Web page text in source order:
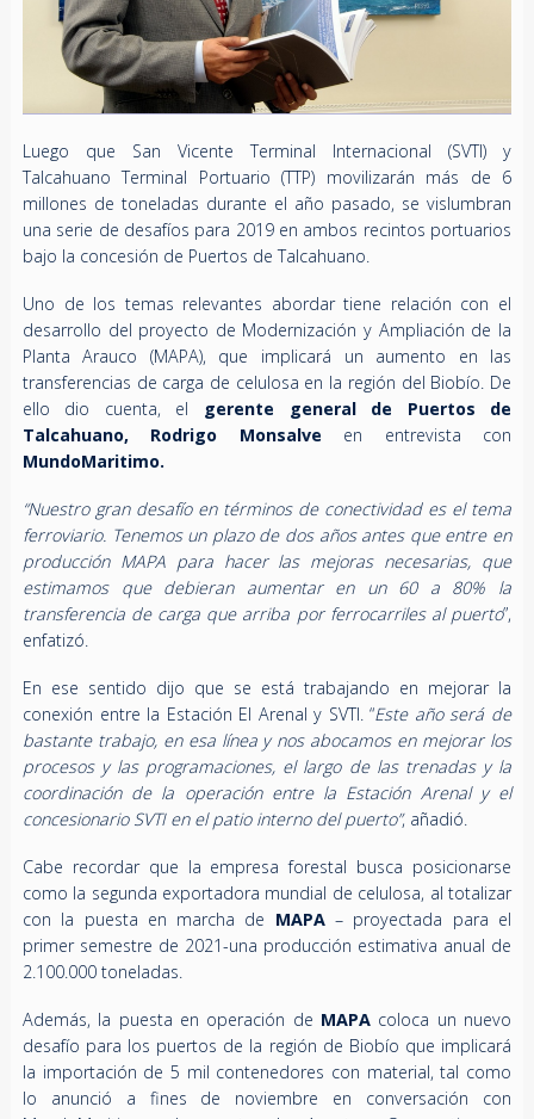
Luego que San Vicente Terminal Internacional (SVTI) y
Talcahuano Terminal Portuario (TTP) movilizarán más de 6
millones de toneladas durante el año pasado, se vislumbran
una serie de desafíos para 2019 en ambos recintos portuarios
bajo la concesión de Puertos de Talcahuano.
Uno de los temas relevantes abordar tiene relación con el
desarrollo del proyecto de Modernización y Ampliación de la
Planta Arauco (MAPA), que implicará un aumento en las
transferencias de carga de celulosa en la región del Biobío. De
ello dio cuenta, el gerente general de Puertos de
Talcahuano, Rodrigo Monsalve en entrevista con
MundoMaritimo.
“Nuestro gran desafío en términos de conectividad es el tema
ferroviario. Tenemos un plazo de dos años antes que entre en
producción MAPA para hacer las mejoras necesarias, que
estimamos que debieran aumentar en un 60 a 80% la
transferencia de carga que arriba por ferrocarriles al puerto”,
enfatizó.
En ese sentido dijo que se está trabajando en mejorar la
conexión entre la Estación El Arenal y SVTI. “Este año será de
bastante trabajo, en esa línea y nos abocamos en mejorar los
procesos y las programaciones, el largo de las trenadas y la
coordinación de la operación entre la Estación Arenal y el
concesionario SVTI en el patio interno del puerto”, añadió.
Cabe recordar que la empresa forestal busca posicionarse
como la segunda exportadora mundial de celulosa, al totalizar
con la puesta en marcha de MAPA– proyectada para el
primer semestre de 2021-una producción estimativa anual de
2.100.000 toneladas.
Además, la puesta en operación de MAPA coloca un nuevo
desafío para los puertos de la región de Biobío que implicará
la importación de 5 mil contenedores con material, tal como
lo anunció a fines de noviembre en conversación con